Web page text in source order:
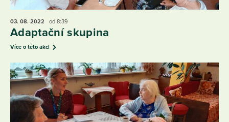
03. 08. 2022 od 8:39
Adaptační skupina
Více o této akci